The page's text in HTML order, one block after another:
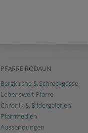
PFARRE RODAUN
Bergkirche & Schreckgasse
Lebenswelt Pfarre
Chronik & Bildergalerien
Pfarrmedien
Aussendungen